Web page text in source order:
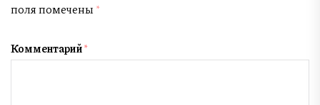
поля помечены *
Комментарий*